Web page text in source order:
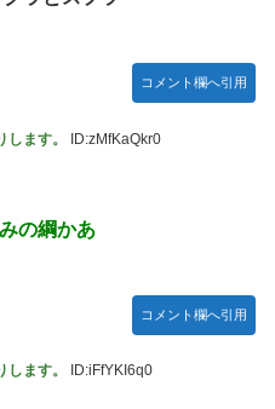
コメント欄へ引用
ます。 ID:zMfKaQkr0
の綱かあ
コメント欄へ引用
ます。 ID:iFfYKI6q0